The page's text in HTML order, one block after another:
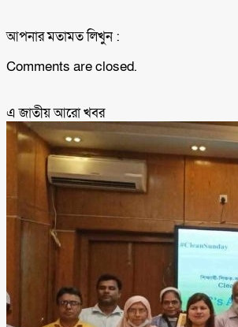
আপনার মতামত লিখুন :
Comments are closed.
এ জাতীয় আরো ‍খবর